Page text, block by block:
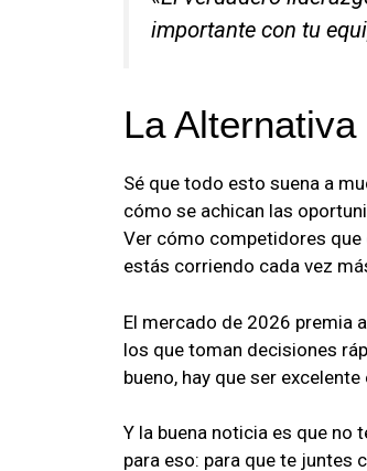
importante con tu
La
Sé que todo esto suena a
cómo se achican las
Ver cómo competidores que
estás corriendo cada vez
El mercado de 2026 premia
los que toman decisiones
bueno, hay que ser
Y la buena noticia es que no
para eso: para que te juntes